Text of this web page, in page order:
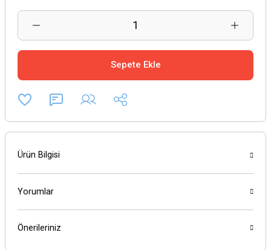
Sepete Ekle
Ürün Bilgisi
Yorumlar
Önerileriniz